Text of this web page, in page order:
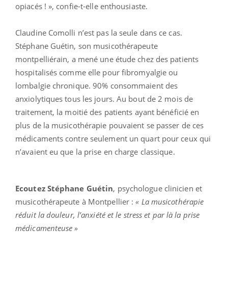
opiacés ! », confie-t-elle enthousiaste.
Claudine Comolli n’est pas la seule dans ce cas.
Stéphane Guétin, son musicothérapeute
montpelliérain, a mené une étude chez des patients
hospitalisés comme elle pour fibromyalgie ou
lombalgie chronique. 90% consommaient des
anxiolytiques tous les jours. Au bout de 2 mois de
traitement, la moitié des patients ayant bénéficié en
plus de la musicothérapie pouvaient se passer de ces
médicaments contre seulement un quart pour ceux qui
n’avaient eu que la prise en charge classique.
Ecoutez Stéphane Guétin, psychologue clinicien et
musicothérapeute à Montpellier :« La musicothérapie
réduit la douleur, l’anxiété et le stress et par là la prise
médicamenteuse »